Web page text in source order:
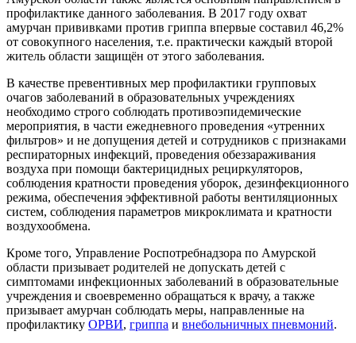
профилактике данного заболевания. В 2017 году охват
амурчан прививками против гриппа впервые составил 46,2%
от совокупного населения, т.е. практически каждый второй
житель области защищён от этого заболевания.
В качестве превентивных мер профилактики групповых
очагов заболеваний в образовательных учреждениях
необходимо строго соблюдать противоэпидемические
мероприятия, в части ежедневного проведения «утренних
фильтров» и не допущения детей и сотрудников с признаками
респираторных инфекций, проведения обеззараживания
воздуха при помощи бактерицидных рециркуляторов,
соблюдения кратности проведения уборок, дезинфекционного
режима, обеспечения эффективной работы вентиляционных
систем, соблюдения параметров микроклимата и кратности
воздухообмена.
Кроме того, Управление Роспотребнадзора по Амурской
области призывает родителей не допускать детей с
симптомами инфекционных заболеваний в образовательные
учреждения и своевременно обращаться к врачу, а также
призывает амурчан соблюдать меры, направленные на
профилактику ОРВИ, гриппа и внебольничных пневмоний.